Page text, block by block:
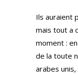
Ils auraient
mais tout a
moment :
de la toute
arabes